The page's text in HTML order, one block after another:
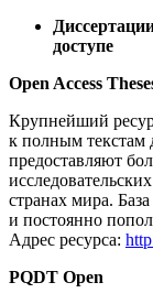
доступе
Open Access
Крупнейший
к полным текстам
предоставляют
странах мира.
и постоянно
Адрес ресурса:
PQDT Open